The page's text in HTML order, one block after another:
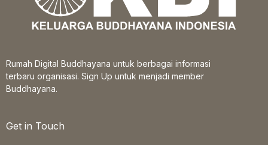
Rumah Digital Buddhayana untuk berbagai informasi
terbaru organisasi. Sign Up untuk menjadi member
Buddhayana.
Get in Touch